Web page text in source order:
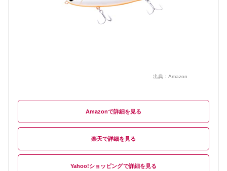
出典： Amazon
Amazon
楽天
Yahoo!ショッピング